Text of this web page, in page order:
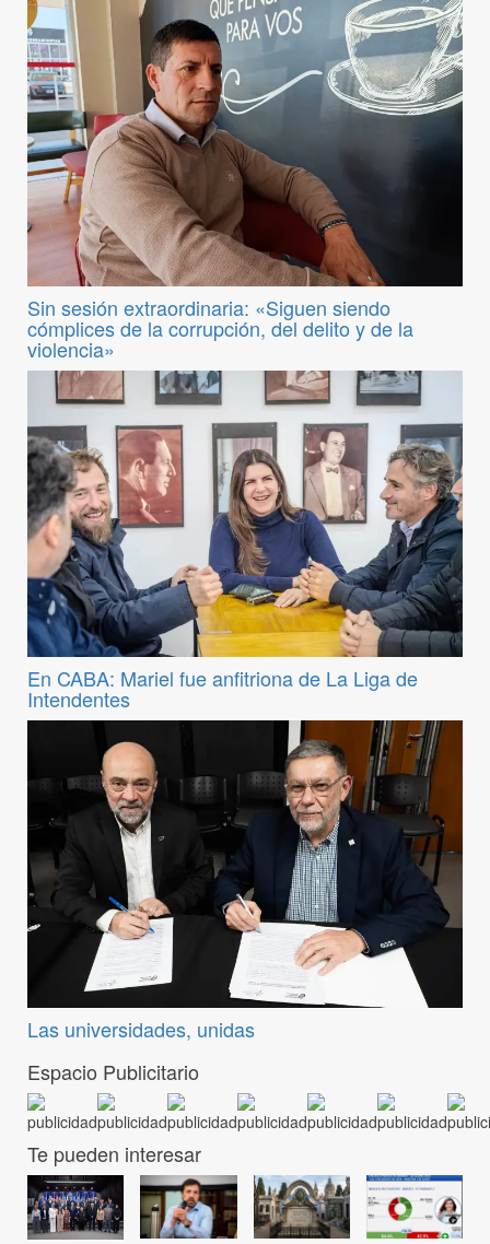
Sin sesión extraordinaria: «Siguen siendo
cómplices de la corrupción, del delito y de la
violencia»
En CABA: Mariel fue anfitriona de La Liga de
Intendentes
Las universidades, unidas
Espacio Publicitario
Te pueden interesar